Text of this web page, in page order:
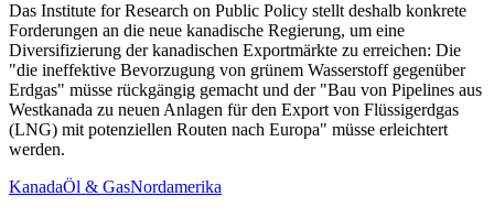
Das Institute for Research on Public Policy stellt deshalb konkrete
Forderungen an die neue kanadische Regierung, um eine
Diversifizierung der kanadischen Exportmärkte zu erreichen: Die
"die ineffektive Bevorzugung von grünem Wasserstoff gegenüber
Erdgas" müsse rückgängig gemacht und der "Bau von Pipelines aus
Westkanada zu neuen Anlagen für den Export von Flüssigerdgas
(LNG) mit potenziellen Routen nach Europa" müsse erleichtert
werden.
KanadaÖl & GasNordamerika